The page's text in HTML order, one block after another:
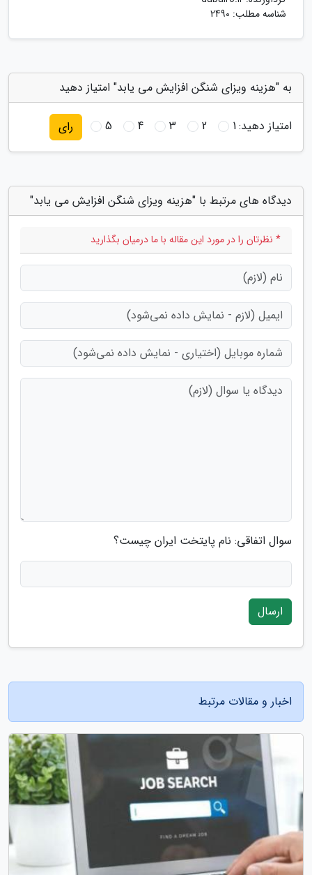
شناسه مطلب: 2490
به "هزینه ویزای شنگن افزایش می یابد" امتیاز دهید
امتیاز دهید:1
2
3
4
5 رای
دیدگاه های مرتبط با "هزینه ویزای شنگن افزایش می یابد"
* نظرتان را در مورد این مقاله با ما درمیان بگذارید
سوال اتفاقی: نام پایتخت ایران چیست؟
ارسال
اخبار و مقالات مرتبط